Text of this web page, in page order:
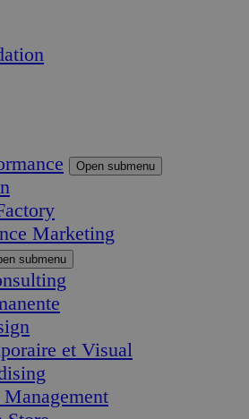
Open submenu
Marketing
submenu
et Visual